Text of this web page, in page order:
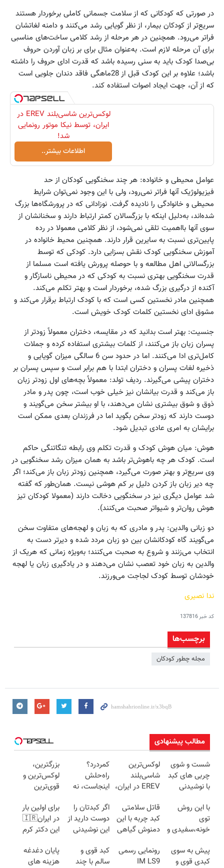
در صورتی که کودکانی که از سلامت جسمانی کاملی برخوردار هستند
سریع‌تر از کودکان بیمار، از نظر گویایی رشد می‌کنند و دامنه لغاتشان
فراتر می‌رود. همچنین در هر مرحله از رشد کلامی ساخت‌های مناسبی
برای آن مرحله لازم است. به‌عنوان مثال برای بر زبان آوردن حروف
بی‌صدا کودک ‌باید به سنی رسیده باشد که قدرت ادای حروف را داشته
باشد؛ علاوه بر این کودک قبل از 28‌ماهگی فاقد دندان جلویی است
که از آن، جهت ایجاد اصوات استفاده کند.
لوکس‌ترین شاسی‌بلند EREV در
ایران، توسط نیکا موتور رونمایی
شد!
اطلاعات بیشتر..
عوامل محیطی و خانواده: هر چند سخنگویی کودکان از حد
فیزیولوژیک آنها فراتر نمی‌رود، ولی با این وجود نمی‌توان شرایط
محیطی و خانوادگی را نادیده گرفت. نوزادانی که در پرورشگاه‌ها بزرگ
شده‌اند، به‌دلیل اینکه با بزرگسالان کمتر ارتباط دارند و سخنانشان از
سوی آنها بااهمیت تلقی نمی‌شود، از نظر کلامی معمولا در رده
پایین‌تری نسبت به سایرین قرار دارند. همچنین محیط خانواده در
آموزش سخنگویی کودک نقش بسزایی دارد. کودکی که توسط
بزرگسالانی اهل مطالعه و با حوصله پرورش یافته است مسلما از
قدرت سخنگویی بهتری نسبت به کودکی که در محیطی ناسازگار و
آکنده از درگیری بزرگ شده، برخوردار است و بهتر تکلم می‌کند.
همچنین مادر نخستین کسی است که با کودک ارتباط برقرار می‌کند و
مشوق ادای نخستین کلمات کودک خویش است.
جنسیت: بهتر است بدانید که در مقایسه، دختران معمولاً زودتر از
پسران زبان باز می‌کنند، از کلمات بیشتری استفاده کرده و جملات
کامل‌تری ادا می‌کنند. اما در حدود سن 6 سالگی میزان گویایی و
ذخیره لغات پسران و دختران ابتدا با هم برابر است و سپس پسران بر
دختران پیشی می‌گیرند. ردیف تولد: معمولاً بچه‌های اول زودتر زبان
باز می‌کند و قدرت بیانشان نیز خیلی خوب است، چون پدر و مادر
ذوق و شوق بیشتری نشان می‌دهند، با او بیشتر سخن می‌گویند و
دوست دارند که زودتر سخن بگوید اما در فرزندان بعدی ممکن است
برایشان به امری عادی تبدیل شود.
هوش: میان هوش کودک و قدرت تکلم وی رابطه تنگاتنگی حاکم
است. کودک هر چه باهوش‌تر باشد به همان میزان رشد سخنگویی در
وی سریع‌تر و بهتر صورت می‌گیرد، همچنین زودتر زبان باز می‌کند؛ اگر
چه دیر زبان باز کردن دلیل بر کم هوشی نیست. همان‌طور که گفته
شد عوامل دیگری نیز در سخنگویی دخالت دارند (معمولا کودکان تیز
هوش روان‌تر و شیواتر صحبت می‌کنند).
دو زبانی والدین: پدر و مادری که به زبان و لهجه‌های متفاوت سخن
می‌گویند گاه کودکانشان بین دو زبان مردد شده و دیرتر دست به
انتخاب می‌زنند و شروع به صحبت می‌کنند؛ به‌ویژه زمانی که هر‌یک از
والدین به زبان خود تعصب نشان می‌دهند و در یادگیری زبان یا لهجه
خودشان توسط کودک لجاجت می‌ورزند.
ندا نصیری
کد خبر137816
برچسب‌ها
مجله چطور کودکان
مطالب پیشنهادی
شست و شوی
چربی های کبد
با نوشیدنی
لوکس‌ترین
شاسی‌بلند
EREV در ایران،
موتور رونمایی
شد!
کمردرد؟
راه‌حلش
اینجاست، نه
بزرگترین،
لوکس‌ترین و
قوی‌ترین
EREV در در
ایران رونمایی
شد
با این روش
توی
خونه،سفیدی و
برگردون
(40%off)
قاتل سلامتی
کبد چربه با این
دمنوش گیاهی
اگر کبدتان را
دوست دارید از
این نوشیدنی
نشوید
برای اولین بار
در ایران🇮🇷
این دکتر کرم
روزه ساخت!
پیش به سوی
کبدی قوی و
رونمایی رسمی
IM LS9
کبد قوی و
سالم با چند
پایان دغدغه
هزینه های